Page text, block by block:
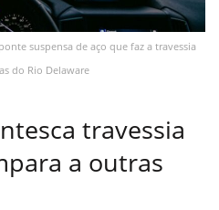
suspensa de aço que faz a travessia
do Rio Delaware
travessia
a outras